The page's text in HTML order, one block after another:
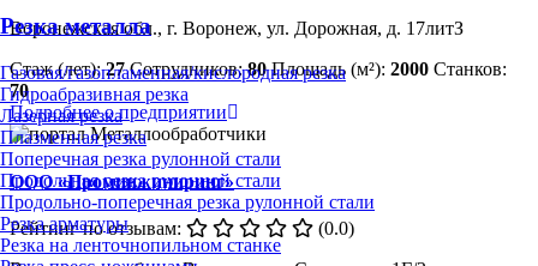
Резка металла
Газовая/газопламенная/кислородная резка
Гидроабразивная резка
Лазерная резка
Плазменная резка
Поперечная резка рулонной стали
Продольная резка рулонной стали
Продольно-поперечная резка рулонной стали
Резка арматуры
Резка на ленточнопильном станке
Воронежская обл., г. Воронеж, ул. Дорожная, д. 17литЗ
Стаж (лет):27 Сотрудников:80 Площадь (м²): 2000 Станков:
70
Подробнее о предприятии
ООО «Проминжиниринг»
Рейтинг по отзывам:
(0.0)